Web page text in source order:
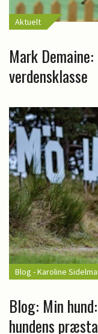
Aktuelt
Mark
verdensklasse
Blog - Karoline
Blog: Min
hundens